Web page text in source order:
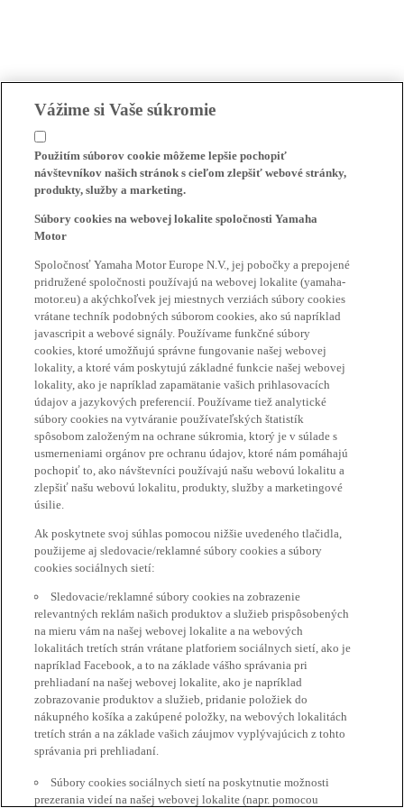
Vážime si Vaše súkromie
Použitím súborov cookie môžeme lepšie pochopiť
návštevníkov našich stránok s cieľom zlepšiť webové stránky,
produkty, služby a marketing.
Súbory cookies na webovej lokalite spoločnosti Yamaha
Motor
Spoločnosť Yamaha Motor Europe N.V., jej pobočky a prepojené
pridružené spoločnosti používajú na webovej lokalite (yamaha-
motor.eu) a akýchkoľvek jej miestnych verziách súbory cookies
vrátane techník podobných súborom cookies, ako sú napríklad
javascripit a webové signály. Používame funkčné súbory
cookies, ktoré umožňujú správne fungovanie našej webovej
lokality, a ktoré vám poskytujú základné funkcie našej webovej
lokality, ako je napríklad zapamätanie vašich prihlasovacích
údajov a jazykových preferencií. Používame tiež analytické
súbory cookies na vytváranie používateľských štatistík
spôsobom založeným na ochrane súkromia, ktorý je v súlade s
usmerneniami orgánov pre ochranu údajov, ktoré nám pomáhajú
pochopiť to, ako návštevníci používajú našu webovú lokalitu a
zlepšiť našu webovú lokalitu, produkty, služby a marketingové
úsilie.
Ak poskytnete svoj súhlas pomocou nižšie uvedeného tlačidla,
použijeme aj sledovacie/reklamné súbory cookies a súbory
cookies sociálnych sietí:
Sledovacie/reklamné súbory cookies na zobrazenie
relevantných reklám našich produktov a služieb prispôsobených
na mieru vám na našej webovej lokalite a na webových
lokalitách tretích strán vrátane platforiem sociálnych sietí, ako je
napríklad Facebook, a to na základe vášho správania pri
prehliadaní na našej webovej lokalite, ako je napríklad
zobrazovanie produktov a služieb, pridanie položiek do
nákupného košíka a zakúpené položky, na webových lokalitách
tretích strán a na základe vašich záujmov vyplývajúcich z tohto
správania pri prehliadaní.
Súbory cookies sociálnych sietí na poskytnutie možnosti
prezerania videí na našej webovej lokalite (napr. pomocou